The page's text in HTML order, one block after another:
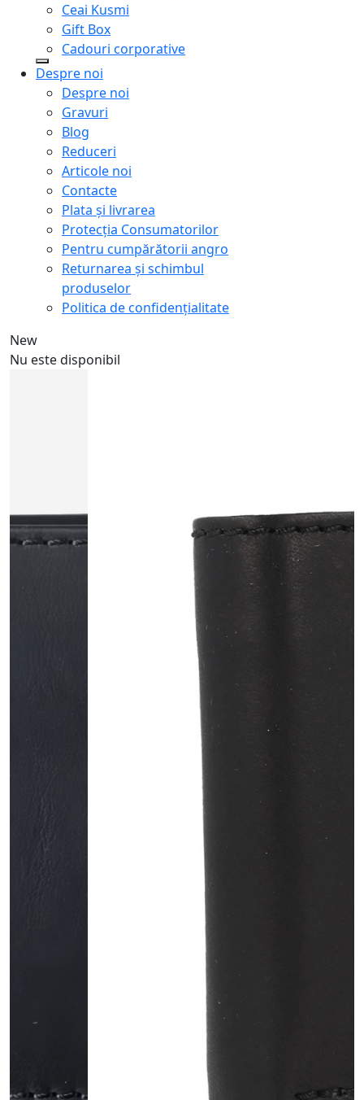
Ceai Kusmi
Gift Box
Cadouri corporative
Despre noi
Despre noi
Gravuri
Blog
Reduceri
Articole noi
Contacte
Plata și livrarea
Protecţia Consumatorilor
Pentru cumpărătorii angro
Returnarea și schimbul
produselor
Politica de confidențialitate
New
Nu este disponibil